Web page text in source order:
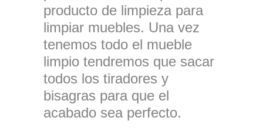
producto de limpieza para
limpiar muebles. Una vez
tenemos todo el mueble
limpio tendremos que sacar
todos los tiradores y
bisagras para que el
acabado sea perfecto.